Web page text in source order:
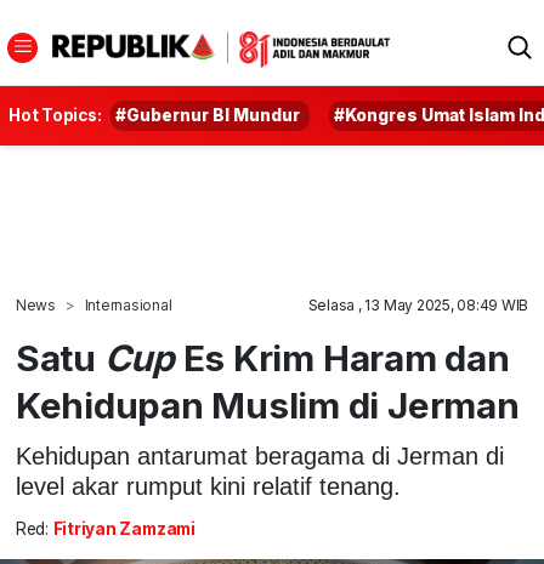
Hot Topics: #Gubernur BI Mundur #Kongres Umat Islam
News Internasional Selasa , 13 May 2025, 08:49 WIB
Satu Cup Es Krim Haram dan
Kehidupan Muslim di Jerman
Kehidupan antarumat beragama di Jerman di
level akar rumput kini relatif tenang.
Red: Fitriyan Zamzami